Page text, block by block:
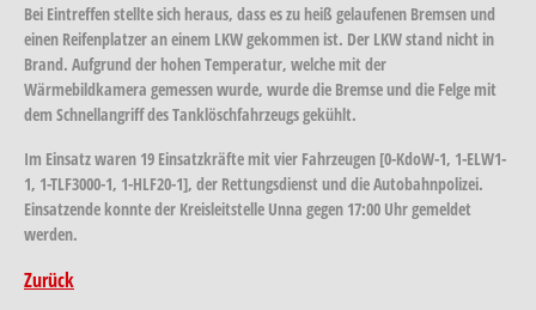
Bei Eintreffen stellte sich heraus, dass es zu heiß gelaufenen Bremsen und
einen Reifenplatzer an einem LKW gekommen ist. Der LKW stand nicht in
Brand. Aufgrund der hohen Temperatur, welche mit der
Wärmebildkamera gemessen wurde, wurde die Bremse und die Felge mit
dem Schnellangriff des Tanklöschfahrzeugs gekühlt.
Im Einsatz waren 19 Einsatzkräfte mit vier Fahrzeugen [0-KdoW-1, 1-ELW1-
1, 1-TLF3000-1, 1-HLF20-1], der Rettungsdienst und die Autobahnpolizei.
Einsatzende konnte der Kreisleitstelle Unna gegen 17:00 Uhr gemeldet
werden.
Zurück